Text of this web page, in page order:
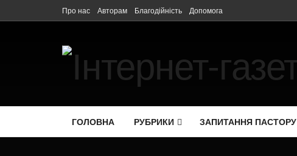
Про нас Авторам Благодійність Допомога
ГОЛОВНА РУБРИКИ ЗАПИТАННЯ ПАСТОРУ